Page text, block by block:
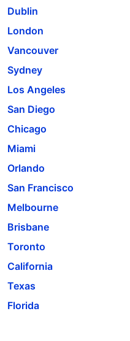
Dublin
London
Vancouver
Sydney
Los Angeles
San Diego
Chicago
Miami
Orlando
San Francisco
Melbourne
Brisbane
Toronto
California
Texas
Florida